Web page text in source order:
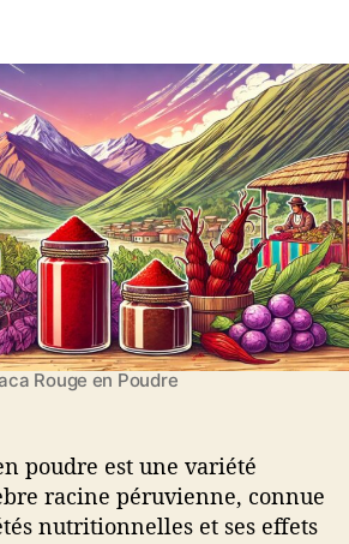
c
a
e
l
’
a
r
t
i
c
L
a
m
a
c
a
r
o
u
g
e
e
n
r
e
Rouge en Poudre
poudre est une variété
racine péruvienne, connue
nutritionnelles et ses effets